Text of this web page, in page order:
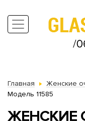
Главная Женские
Модель 11585
ЖЕНСКИЕ